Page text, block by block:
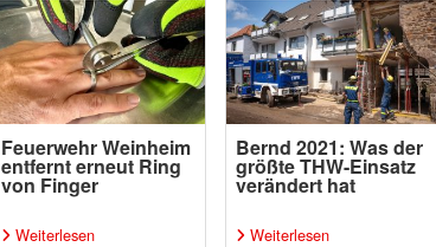
Feuerwehr Weinheim
entfernt erneut Ring
von Finger
Weiterlesen
Bernd 2021: Was der
größte THW-Einsatz
verändert hat
Weiterlesen